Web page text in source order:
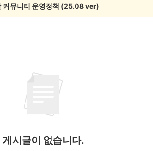
커뮤니티 운영정책 (25.08 ver)
게시글이 없습니다.